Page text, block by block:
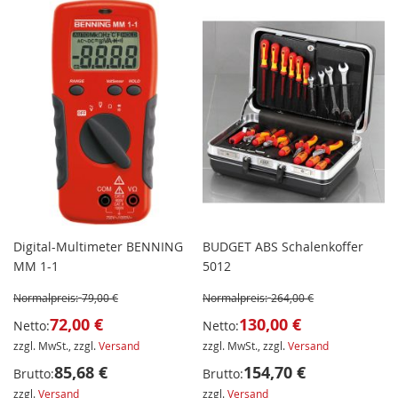
Digital-Multimeter BENNING
MM 1-1
Normalpreis: 79,00 €
Netto:72,00 €
zzgl. MwSt., zzgl.Versand
Brutto:85,68 €
zzgl.Versand
BUDGET ABS Schalenkoffer
5012
Normalpreis: 264,00 €
Netto:130,00 €
zzgl. MwSt., zzgl.Versand
Brutto:154,70 €
zzgl.Versand